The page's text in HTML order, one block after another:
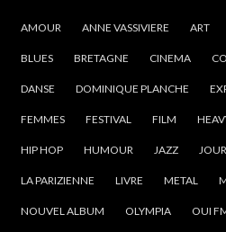
AMOUR ANNE VASSIVIERE ART
BLUES BRETAGNE CINEMA
DANSE DOMINIQUE PLANCHE
FEMMES FESTIVAL FILM
HIP HOP HUMOUR JAZZ
LA PARIZIENNE LIVRE METAL
NOUVEL ALBUM OLYMPIA OUI